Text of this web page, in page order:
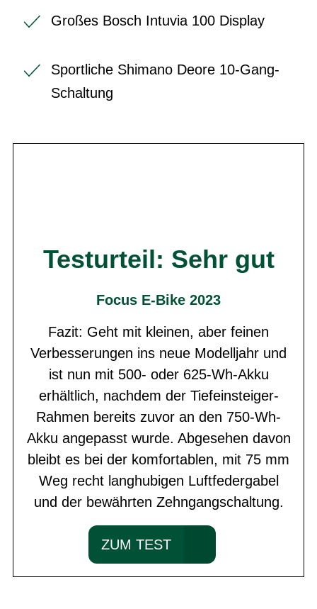
Großes Bosch Intuvia 100 Display
Sportliche Shimano Deore 10-Gang-
Schaltung
Testurteil: Sehr gut
Focus E-Bike 2023
Fazit: Geht mit kleinen, aber feinen
Verbesserungen ins neue Modelljahr und
ist nun mit 500- oder 625-Wh-Akku
erhältlich, nachdem der Tiefeinsteiger-
Rahmen bereits zuvor an den 750-Wh-
Akku angepasst wurde. Abgesehen davon
bleibt es bei der komfortablen, mit 75 mm
Weg recht langhubigen Luftfedergabel
und der bewährten Zehngangschaltung.
ZUM TEST